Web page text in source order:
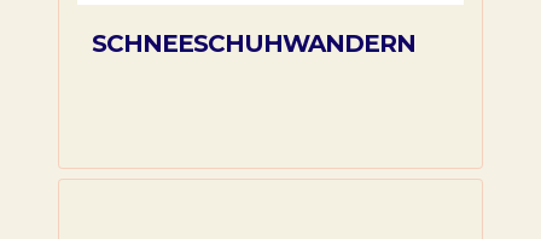
SCHNEESCHUHWANDERN